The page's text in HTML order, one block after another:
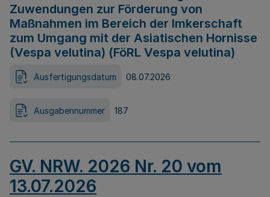
Zuwendungen zur Förderung von
Maßnahmen im Bereich der Imkerschaft
zum Umgang mit der Asiatischen Hornisse
(Vespa velutina) (FöRL Vespa velutina)
Ausfertigungsdatum 08.07.2026
Ausgabennummer 187
GV. NRW. 2026 Nr. 20 vom
13.07.2026